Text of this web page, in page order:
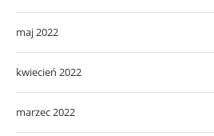
maj 2022
kwiecień 2022
marzec 2022